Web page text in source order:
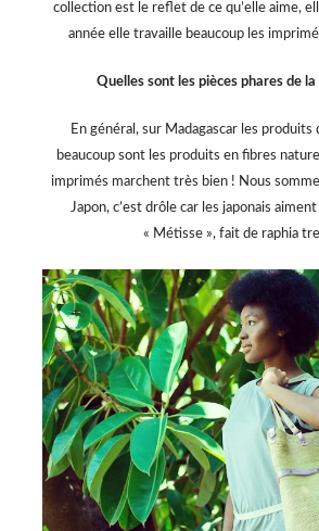
collection est le reflet de ce qu’elle aime,
année elle travaille beaucoup les
Quelles sont les pièces phares de
En général, sur Madagascar les
beaucoup sont les produits en fibres
imprimés marchent très bien ! Nous
Japon, c’est drôle car les japonais
« Métisse », fait de raphia